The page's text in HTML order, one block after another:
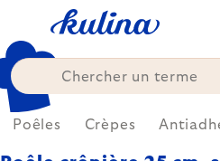
content
Poêles Crèpes